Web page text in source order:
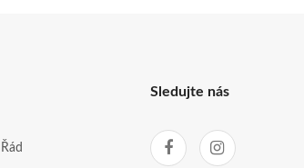
Sledujte nás